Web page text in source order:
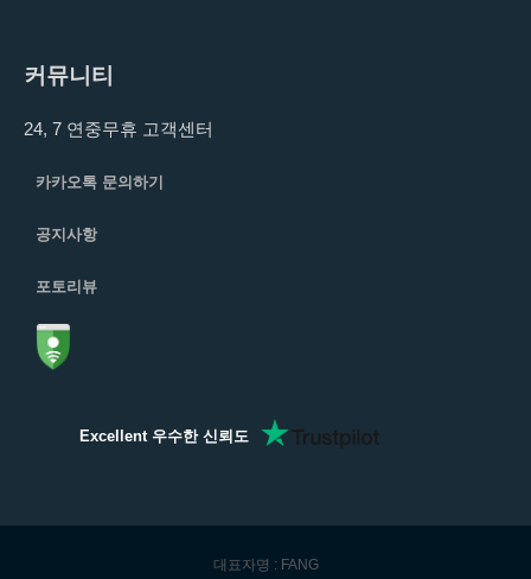
커뮤니티
24, 7 연중무휴 고객센터
카카오톡 문의하기
공지사항
포토리뷰
Excellent 우수한 신뢰도
대표자명 : FANG